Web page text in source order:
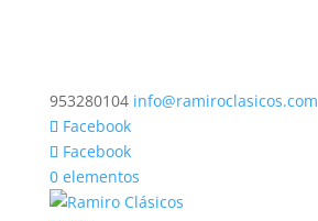
953280104 info@ramiroclasicos.com
Facebook
Facebook
0 elementos